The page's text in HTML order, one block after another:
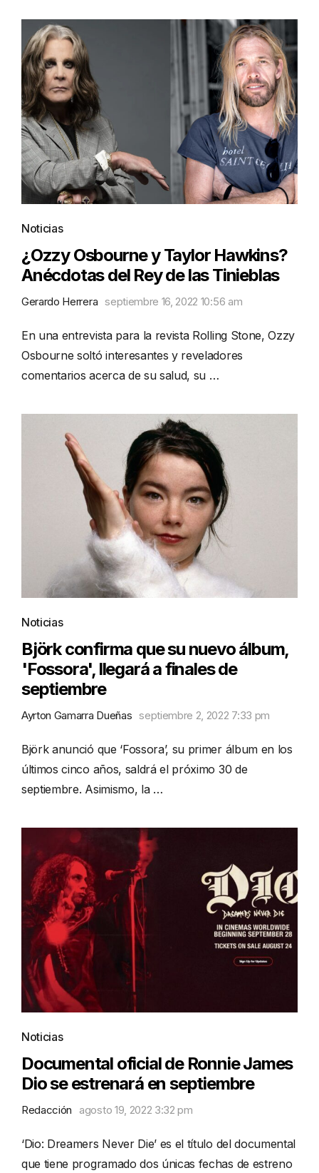
Noticias
¿Ozzy Osbourne y Taylor Hawkins?
Anécdotas del Rey de las Tinieblas
Gerardo Herrera septiembre 16, 2022 10:56 am
En una entrevista para la revista Rolling Stone, Ozzy
Osbourne soltó interesantes y reveladores
comentarios acerca de su salud, su …
Noticias
Björk confirma que su nuevo álbum,
'Fossora', llegará a finales de
septiembre
Ayrton Gamarra Dueñas septiembre 2, 2022 7:33 pm
Björk anunció que ‘Fossora’, su primer álbum en los
últimos cinco años, saldrá el próximo 30 de
septiembre. Asimismo, la …
Noticias
Documental oficial de Ronnie James
Dio se estrenará en septiembre
Redacción agosto 19, 2022 3:32 pm
‘Dio: Dreamers Never Die’ es el título del documental
que tiene programado dos únicas fechas de estreno